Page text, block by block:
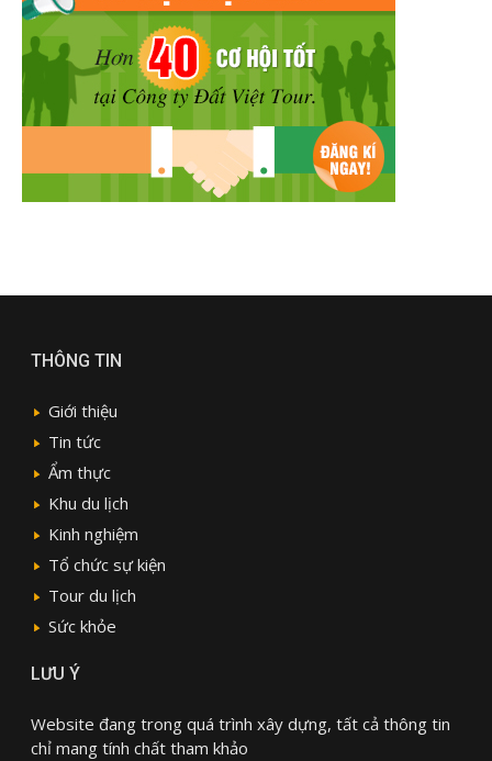
THÔNG TIN
Giới thiệu
Tin tức
Ẩm thực
Khu du lịch
Kinh nghiệm
Tổ chức sự kiện
Tour du lịch
Sức khỏe
LƯU Ý
Website đang trong quá trình xây dựng, tất cả thông tin
chỉ mang tính chất tham khảo